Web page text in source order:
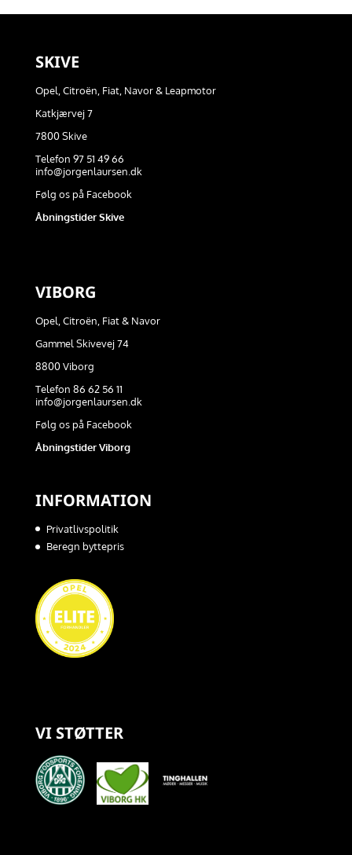
SKIVE
Opel, Citroën, Fiat, Navor & Leapmotor
Katkjærvej 7
7800 Skive
Telefon 97 51 49 66
info@jorgenlaursen.dk
Følg os på Facebook
Åbningstider Skive
VIBORG
Opel, Citroën, Fiat & Navor
Gammel Skivevej 74
8800 Viborg
Telefon 86 62 56 11
info@jorgenlaursen.dk
Følg os på Facebook
Åbningstider Viborg
INFORMATION
Privatlivspolitik
Beregn byttepris
VI STØTTER